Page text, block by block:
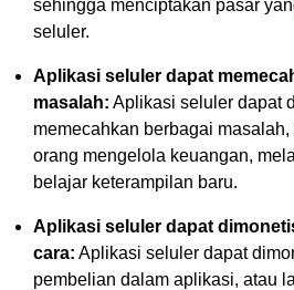
sehingga menciptakan pasar
seluler.
Aplikasi seluler dapat
masalah: Aplikasi seluler dapat
memecahkan berbagai
orang mengelola keuangan,
belajar keterampilan baru.
Aplikasi seluler dapat
cara: Aplikasi seluler dapat
pembelian dalam aplikasi, atau